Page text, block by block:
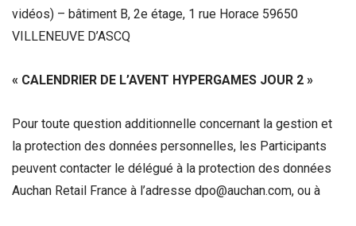
vidéos) – bâtiment B, 2e étage, 1 rue Horace 59650
VILLENEUVE D’ASCQ
« CALENDRIER DE L’AVENT HYPERGAMES JOUR 2 »
Pour toute question additionnelle concernant la gestion et
la protection des données personnelles, les Participants
peuvent contacter le délégué à la protection des données
Auchan Retail France à l’adresse dpo@auchan.com, ou à